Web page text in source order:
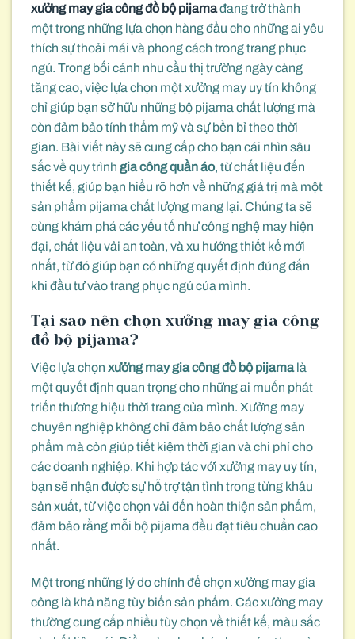
xưởng may gia công đồ bộ pijamađang trở thành
một trong những lựa chọn hàng đầu cho những ai yêu
thích sự thoải mái và phong cách trong trang phục
ngủ. Trong bối cảnh nhu cầu thị trường ngày càng
tăng cao, việc lựa chọn một xưởng may uy tín không
chỉ giúp bạn sở hữu những bộ pijama chất lượng mà
còn đảm bảo tính thẩm mỹ và sự bền bỉ theo thời
gian. Bài viết này sẽ cung cấp cho bạn cái nhìn sâu
sắc về quy trình gia công quần áo, từ chất liệu đến
thiết kế, giúp bạn hiểu rõ hơn về những giá trị mà một
sản phẩm pijama chất lượng mang lại. Chúng ta sẽ
cùng khám phá các yếu tố như công nghệ may hiện
đại, chất liệu vải an toàn, và xu hướng thiết kế mới
nhất, từ đó giúp bạn có những quyết định đúng đắn
khi đầu tư vào trang phục ngủ của mình.
Tại sao nên chọn xưởng may gia công
đồ bộ pijama?
Việc lựa chọn xưởng may gia công đồ bộ pijamalà
một quyết định quan trọng cho những ai muốn phát
triển thương hiệu thời trang của mình. Xưởng may
chuyên nghiệp không chỉ đảm bảo chất lượng sản
phẩm mà còn giúp tiết kiệm thời gian và chi phí cho
các doanh nghiệp. Khi hợp tác với xưởng may uy tín,
bạn sẽ nhận được sự hỗ trợ tận tình trong từng khâu
sản xuất, từ việc chọn vải đến hoàn thiện sản phẩm,
đảm bảo rằng mỗi bộ pijama đều đạt tiêu chuẩn cao
nhất.
Một trong những lý do chính để chọn xưởng may gia
công là khả năng tùy biến sản phẩm. Các xưởng may
thường cung cấp nhiều tùy chọn về thiết kế, màu sắc